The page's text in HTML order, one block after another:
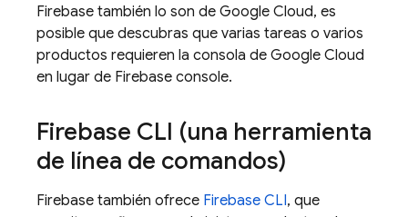
Firebase también lo son de Google Cloud, es
posible que descubras que varias tareas o varios
productos requieren la consola de Google Cloud
en lugar de Firebase console.
Firebase CLI (una herramienta
de línea de comandos)
Firebase también ofrece Firebase CLI, que